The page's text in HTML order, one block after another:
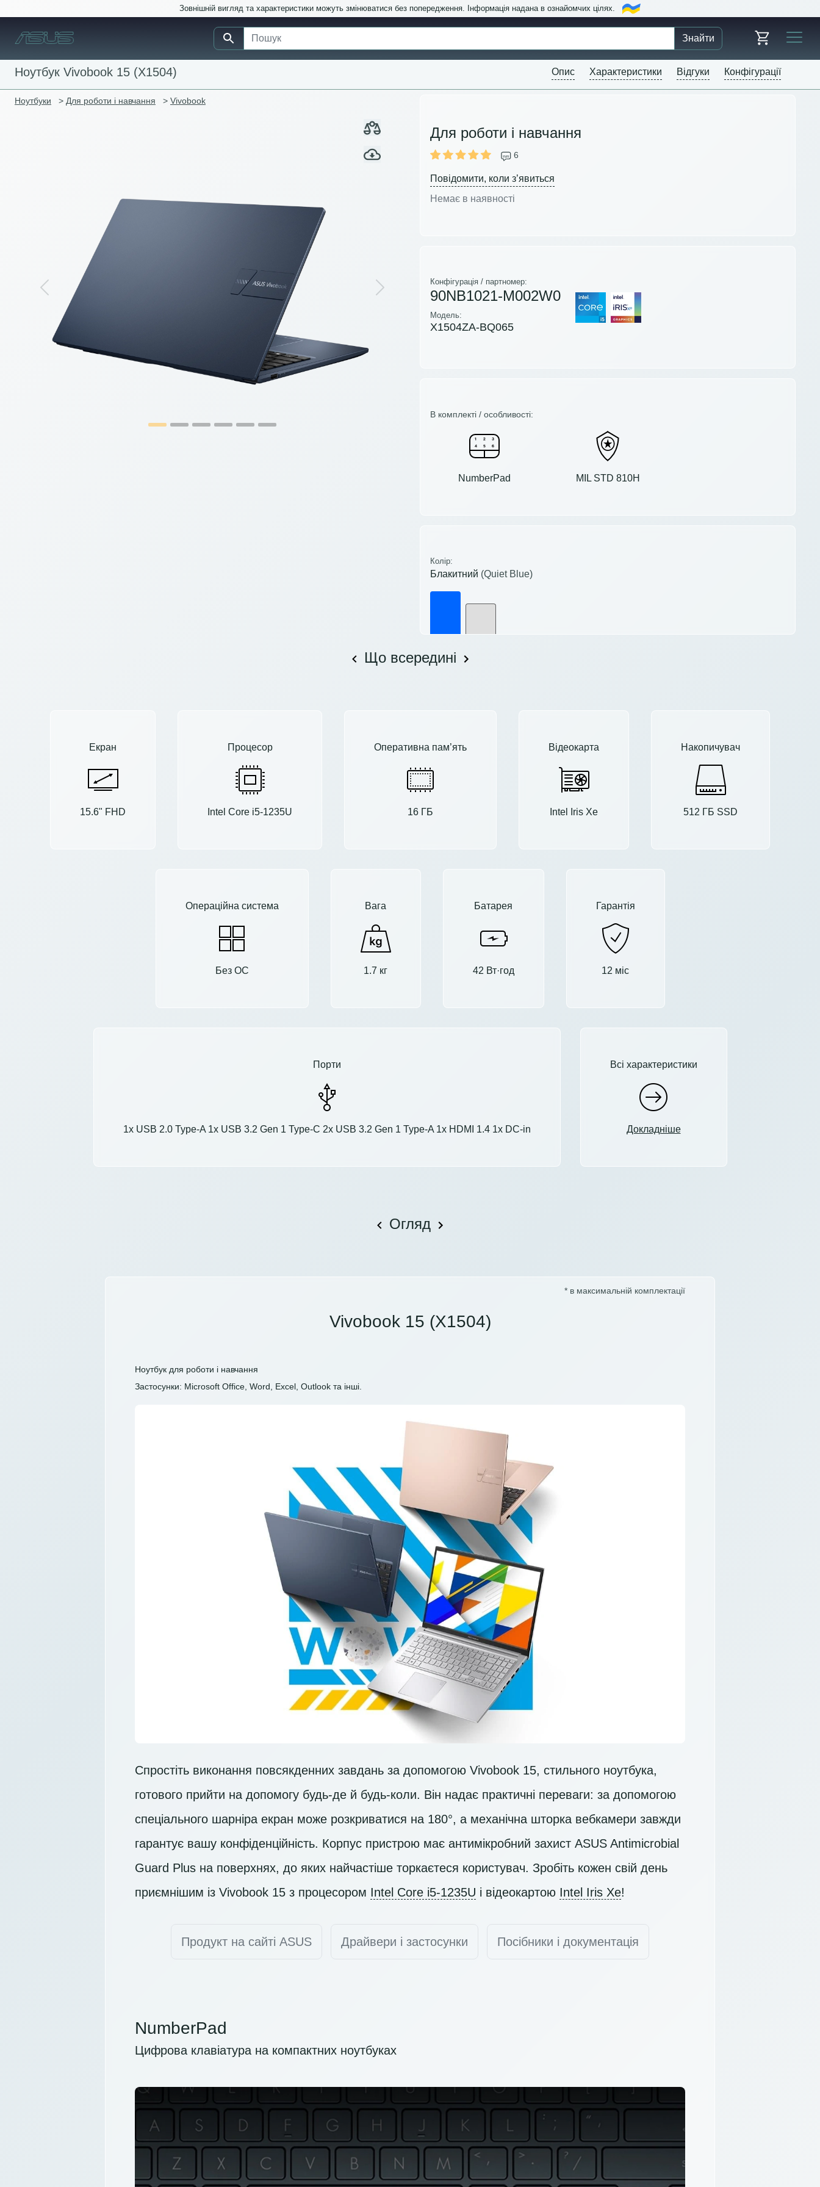
Зовнішній вигляд та характеристики можуть змінюватися без попередження. Інформація надана в ознайомчих цілях.
Знайти
Ноутбук Vivobook 15 (X1504) Опис Характеристики Відгуки Конфігурації
Ноутбуки > Для роботи і навчання > Vivobook
Previous Next
Для роботи і навчання
6
Повідомити, коли з’явиться
Немає в наявності
Конфігурація / партномер:
90NB1021-M002W0
Модель:
X1504ZA-BQ065
В комплекті / особливості:
NumberPad MIL STD 810H
Колір:
Блакитний (Quiet Blue)
Що всередині
Екран
15.6" FHD
Процесор
Intel Core i5-1235U
Оперативна пам’ять
16 ГБ
Відеокарта
Intel Iris Xe
Накопичувач
512 ГБ SSD
Операційна система
Без ОС
Вага
1.7 кг
Батарея
42 Вт·год
Гарантія
12 міс
Порти
1x USB 2.0 Type-A 1x USB 3.2 Gen 1 Type-C 2x USB 3.2 Gen 1 Type-A 1x HDMI 1.4 1x DC-in
Всі характеристики
Докладніше
Огляд
* в максимальній комплектації
Vivobook 15 (X1504)
Ноутбук для роботи і навчання
Застосунки: Microsoft Office, Word, Excel, Outlook та інші.
Спростіть виконання повсякденних завдань за допомогою Vivobook 15, стильного ноутбука,
готового прийти на допомогу будь-де й будь-коли. Він надає практичні переваги: за допомогою
спеціального шарніра екран може розкриватися на 180°, а механічна шторка вебкамери завжди
гарантує вашу конфіденційність. Корпус пристрою має антимікробний захист ASUS Antimicrobial
Guard Plus на поверхнях, до яких найчастіше торкаєтеся користувач. Зробіть кожен свій день
приємнішим із Vivobook 15 з процесором Intel Core i5-1235U і відеокартою Intel Iris Xe!
Продукт на сайті ASUS Драйвери і застосунки Посібники і документація
NumberPad
Цифрова клавіатура на компактних ноутбуках